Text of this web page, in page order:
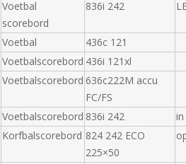
Voetbal
scorebord
836i 242
Voetbal
436c 121
Voetbalscorebord 436i 121xl
Voetbalscorebord 636c222M accu
FC/FS
Voetbalscorebord 836i 242
Korfbalscorebord 824 242 ECO
225×50